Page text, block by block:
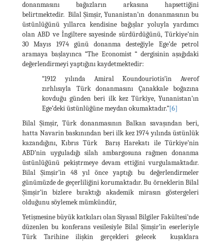
donanmasını bağazların arkasına hapsettiğini
belirtmektedir. Bilal Şimşir, Yunanistan’ın donanmasının bu
üstünlüğünü yıllarca kendisine bağışlar yoluyla yardımcı
olan ABD ve İngiltere sayesinde sürdürdüğünü, Türkiye’nin
30 Mayıs 1974 günü donanma desteğiyle Ege’de petrol
aramaya başlayınca “The Economist “ dergisinin aşağıdaki
değerlendirmeyi yaptığını kaydetmektedir:
“1912 yılında Amiral Koundouriotis’in Averof
zırhlısıyla Türk donanmasını Çanakkale boğazına
kovduğu günden beri ilk kez Türkiye, Yunanistan’ın
Ege’deki üstünlüğüne meydan okumaktadır.”[6]
Bilal Şimşir, Türk donanmasının Balkan savaşından beri,
hatta Navarin baskınından beri ilk kez 1974 yılında üstünlük
kazandığını, Kıbrıs Türk Barış Harekatı ile Türkiye’nin
ABD’nin uyguladığı silah ambargosuna rağmen donanma
üstünlüğünü pekiştrmeye devam ettiğini vurgulamaktadır.
Bilal Şimşir’in 48 yıl önce yaptığı bu değerlendirmeler
günümüzde de geçerliliğini korumaktadır. Bu örneklerin Bilal
Şimşir’in bizlere bıraktığı akademik mirasın göstergeleri
olduğunu söylemek mümkündür,
Yetişmesine büyük katkıları olan Siyasal Bilgiler Fakültesi’nde
düzenlen bu konferans vesilesiyle Bilal Şimşir’in eserleriyle
Türk Tarihine ilişkin gerçekleri gelecek kuşaklara